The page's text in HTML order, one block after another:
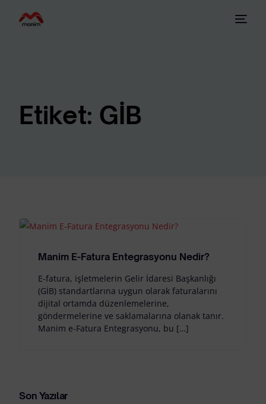
Etiket: GİB
Manim E-Fatura Entegrasyonu Nedir?
E-fatura, işletmelerin Gelir İdaresi Başkanlığı
(GİB) standartlarına uygun olarak faturalarını
dijital ortamda düzenlemelerine,
göndermelerine ve saklamalarına olanak tanır.
Manim e-Fatura Entegrasyonu, bu […]
Son Yazılar